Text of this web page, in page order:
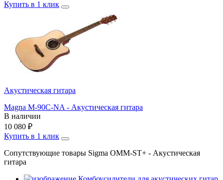
Купить в 1 клик
Акустическая гитара
Magna M-90C-NA - Акустическая гитара
В наличии
10 080 ₽
Купить в 1 клик
Сопутствующие товары Sigma OMM-ST+ - Акустическая
гитара